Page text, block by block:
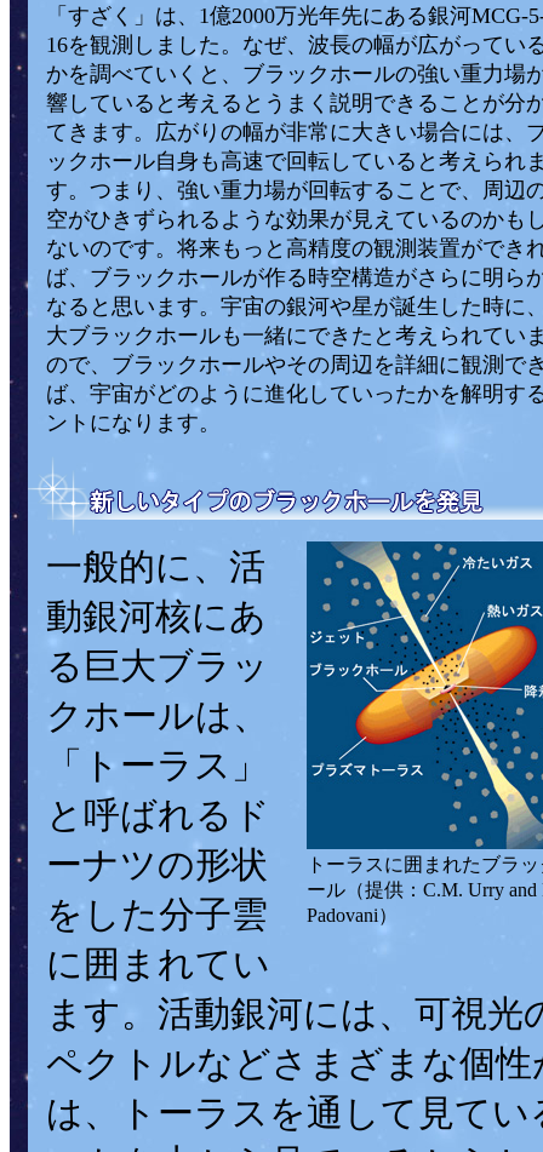
「すざく」は、1億2000万光年先にある銀河MCG-
16を観測しました。なぜ、波長の幅が広がってい
かを調べていくと、ブラックホールの強い重力場
響していると考えるとうまく説明できることが分
てきます。広がりの幅が非常に大きい場合には、
ックホール自身も高速で回転していると考えられ
す。つまり、強い重力場が回転することで、周辺
空がひきずられるような効果が見えているのかも
ないのです。将来もっと高精度の観測装置ができ
ば、ブラックホールが作る時空構造がさらに明ら
なると思います。宇宙の銀河や星が誕生した時に
大ブラックホールも一緒にできたと考えられてい
ので、ブラックホールやその周辺を詳細に観測で
ば、宇宙がどのように進化していったかを解明す
ントになります。
トーラスに囲まれたブラ
ール（提供：C.M. Urry and
Padovani）
一般的に、活
動銀河核にあ
る巨大ブラッ
クホールは、
「トーラス」
と呼ばれるド
ーナツの形状
をした分子雲
に囲まれてい
ます。活動銀河には、可視
ペクトルなどさまざまな個
は、トーラスを通して見て